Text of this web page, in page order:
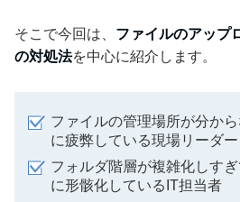
そこで今回は、 ファイルのアップ
の対処法を中心に紹介します。
ファイルの管理場所が分か
に疲弊している現場リーダー
フォルダ階層が複雑化しす
に形骸化しているIT担当者